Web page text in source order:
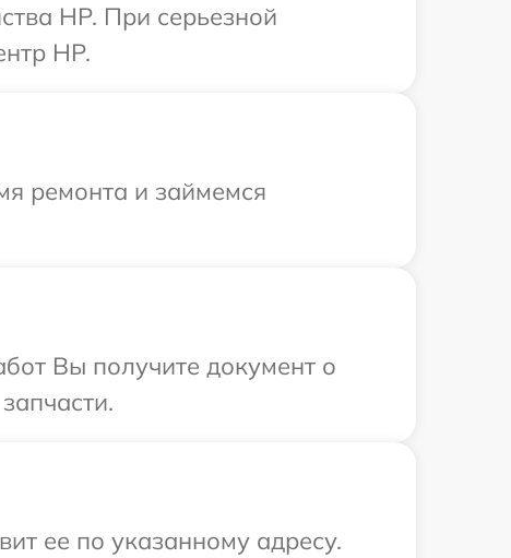
HP. При серьезной
HP.
ремонта и займемся
Вы получите документ о
ее по указанному адресу.